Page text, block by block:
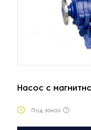
Насос с
Под заказ